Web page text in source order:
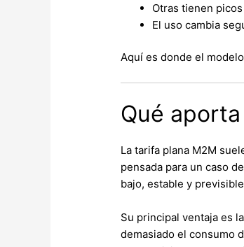
Otras tienen
El uso cambia
Aquí es donde el
Qué
La tarifa plana M2M
pensada para un caso
bajo, estable y
Su principal ventaja es
demasiado el consumo